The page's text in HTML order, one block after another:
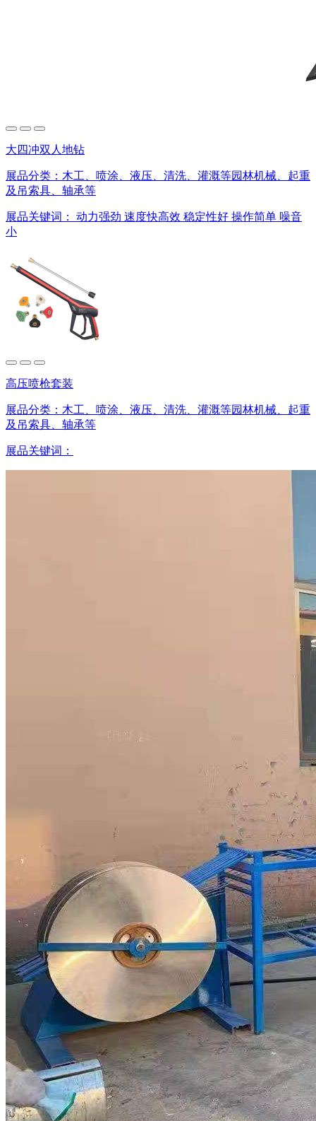
大四冲双人地钻
展品分类： 木工、喷涂、液压、清洗、灌溉等园林机械、起重
及吊索具、轴承等
展品关键词： 动力强劲 速度快高效 稳定性好 操作简单 噪音
小
高压喷枪套装
展品分类： 木工、喷涂、液压、清洗、灌溉等园林机械、起重
及吊索具、轴承等
展品关键词：